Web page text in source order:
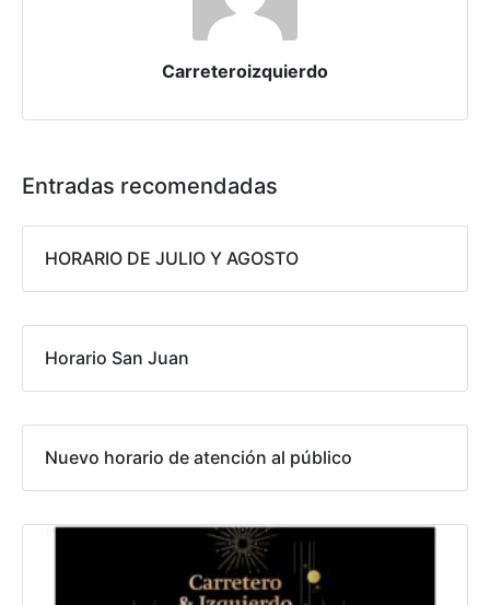
Carreteroizquierdo
Entradas recomendadas
HORARIO DE JULIO Y AGOSTO
Horario San Juan
Nuevo horario de atención al público